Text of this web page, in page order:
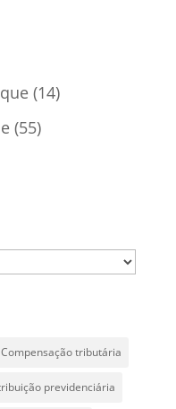
(14)
(55)
Compensação tributária
previdenciária